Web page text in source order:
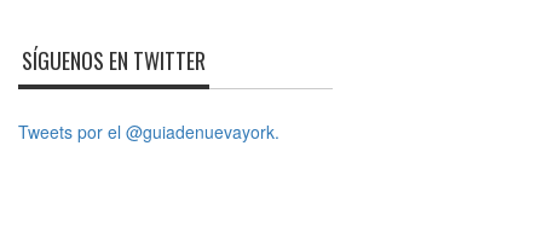
SÍGUENOS EN TWITTER
Tweets por el @guiadenuevayork.